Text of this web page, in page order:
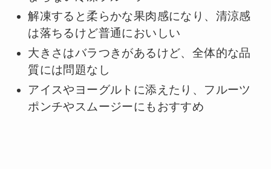
解凍すると柔らかな果肉感になり、清涼感
は落ちるけど普通においしい
大きさはバラつきがあるけど、全体的な品
質には問題なし
アイスやヨーグルトに添えたり、フルーツ
ポンチやスムージーにもおすすめ